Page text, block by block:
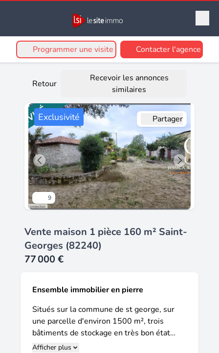
Programmer une visite Contacter l'agence
Retour
Recevoir les annonces
similaires
Exclusivité
9
Partager
Vente maison 1 pièce 160 m² Saint-
Georges (82240)
77 000 €
Ensemble immobilier en pierre
Situés sur la commune de st george, sur
une parcelle d'environ 1500 m², trois
bâtiments de stockage en très bon état
d'environ 220 m², toiture refaite, à
Afficher plus